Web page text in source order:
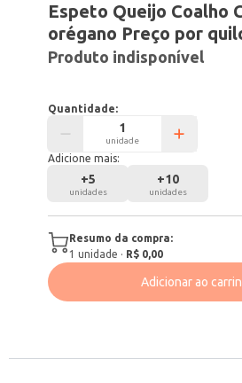
Espeto Queijo Coalho
orégano Preço por
Produto indisponível
Quantidade:
unidade
Adicione mais:
+5
unidades
+10
unidades
Resumo da compra:
1 unidade · R$ 0,00
Adicionar ao